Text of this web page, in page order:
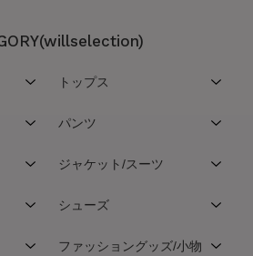
トップス
パンツ
ジャケット/スーツ
シューズ
ファッショングッズ/小物